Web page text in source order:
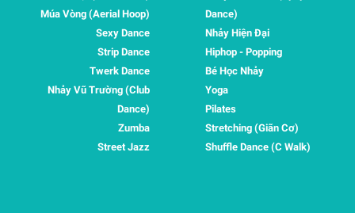
Múa Vòng (Aerial Hoop)
Sexy Dance
Strip Dance
Twerk Dance
Nhảy Vũ Trường (Club
Dance)
Zumba
Street Jazz
Dance)
Nhảy Hiện Đại
Hiphop - Popping
Bé Học Nhảy
Yoga
Pilates
Stretching (Giãn Cơ)
Shuffle Dance (C Walk)